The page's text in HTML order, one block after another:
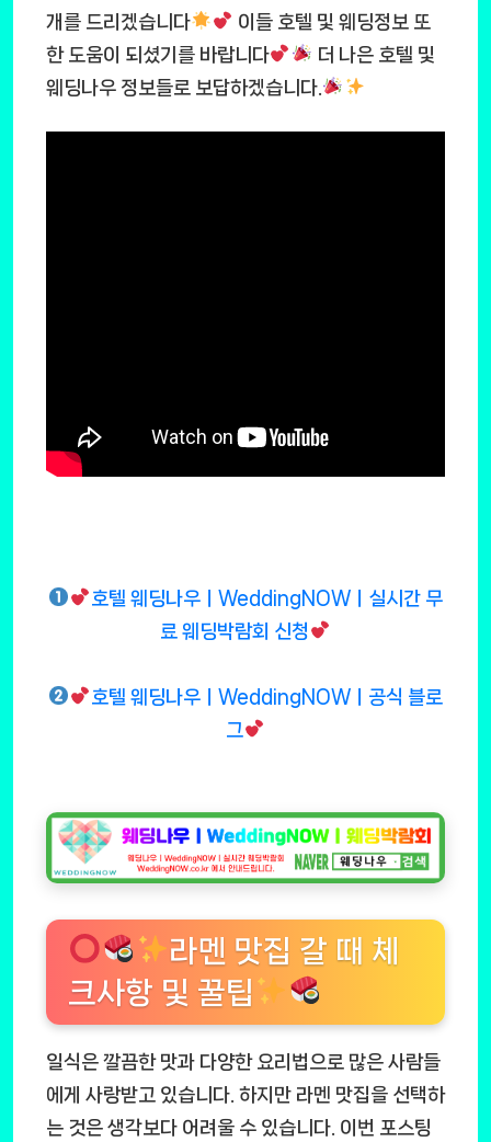
개를 드리겠습니다
이들 호텔 및 웨딩정보 또
한 도움이 되셨기를 바랍니다
더 나은 호텔 및
웨딩나우 정보들로 보답하겠습니다.
호텔 웨딩나우ㅣWeddingNOWㅣ실시간 무
료 웨딩박람회 신청
호텔 웨딩나우ㅣWeddingNOWㅣ공식 블로
그
라멘 맛집 갈 때 체
크사항 및 꿀팁
일식은 깔끔한 맛과 다양한 요리법으로 많은 사람들
에게 사랑받고 있습니다. 하지만 라멘 맛집을 선택하
는 것은 생각보다 어려울 수 있습니다. 이번 포스팅